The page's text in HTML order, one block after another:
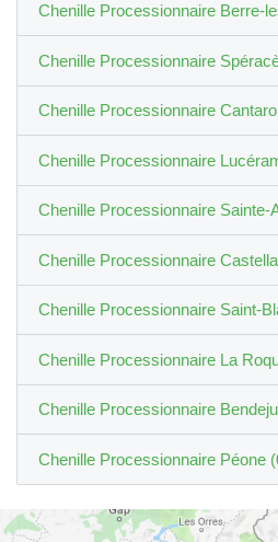
Chenille Processionnaire Berre-
Chenille Processionnaire
Chenille Processionnaire
Chenille Processionnaire
Chenille Processionnaire Sainte-
Chenille Processionnaire
Chenille Processionnaire Saint-
Chenille Processionnaire La
Chenille Processionnaire
Chenille Processionnaire Péone